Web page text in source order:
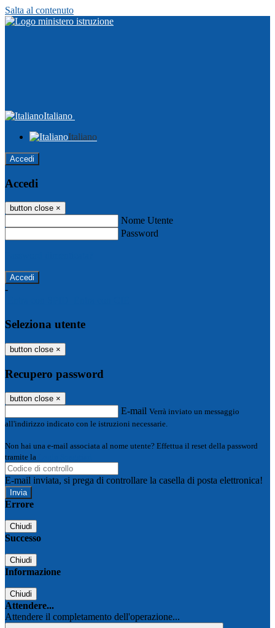
Salta al contenuto
Italiano
Italiano
Accedi
Accedi
button close ×
Nome Utente
Password
-
Seleziona utente
button close ×
Recupero password
button close ×
E-mail Verrà inviato un messaggio
all'indirizzo indicato con le istruzioni necessarie.
Non hai una e-mail associata al nome utente? Effettua il reset della password
tramite la
E-mail inviata, si prega di controllare la casella di posta elettronica!
Errore
Chiudi
Successo
Chiudi
Informazione
Chiudi
Attendere...
Attendere il completamento dell'operazione...